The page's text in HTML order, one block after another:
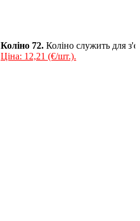
Коліно 72. Коліно служить для
Ціна: 12,21 (€/шт.).